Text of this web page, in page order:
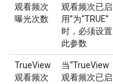
观看频次
曝光次数
观看频次已启
用”为“TRUE”
时，必须设置
此参数
TrueView
观看频次
当“TrueView
观看频次已启